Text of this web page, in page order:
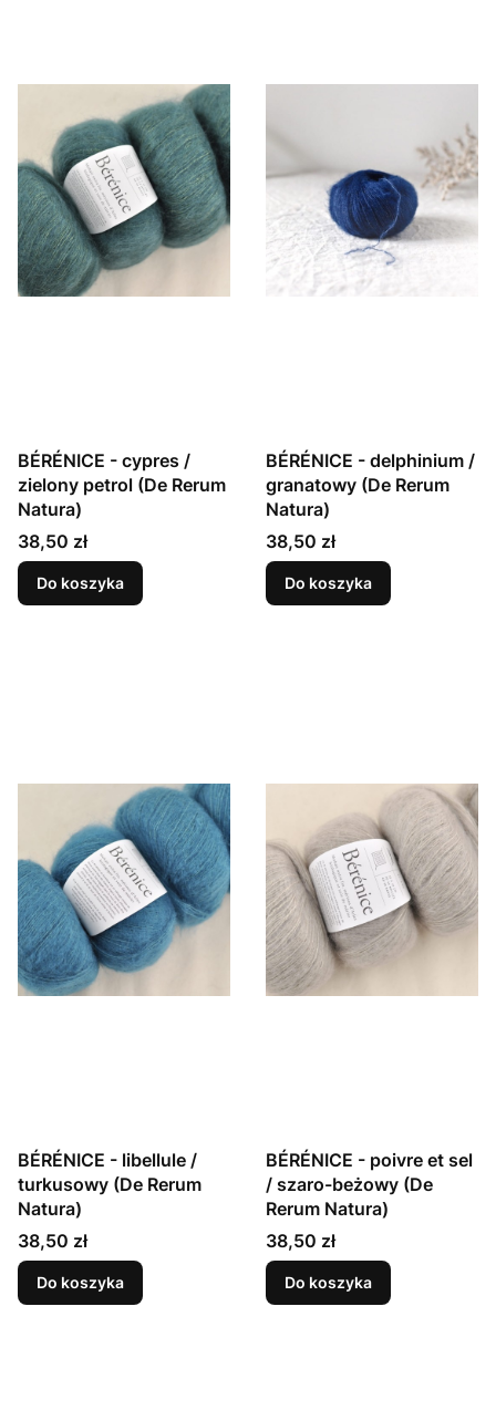
BÉRÉNICE - cypres /
zielony petrol (De Rerum
Natura)
Cena
38,50 zł
Do koszyka
BÉRÉNICE - delphinium /
granatowy (De Rerum
Natura)
Cena
38,50 zł
Do koszyka
BÉRÉNICE - libellule /
turkusowy (De Rerum
Natura)
Cena
38,50 zł
Do koszyka
BÉRÉNICE - poivre et sel
/ szaro-beżowy (De
Rerum Natura)
Cena
38,50 zł
Do koszyka